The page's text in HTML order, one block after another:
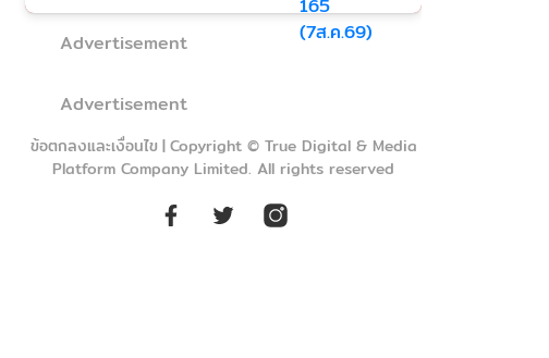
Advertisement
Advertisement
ข้อตกลงและเงื่อนไข | Copyright © True Digital & Media
Platform Company Limited. All rights reserved